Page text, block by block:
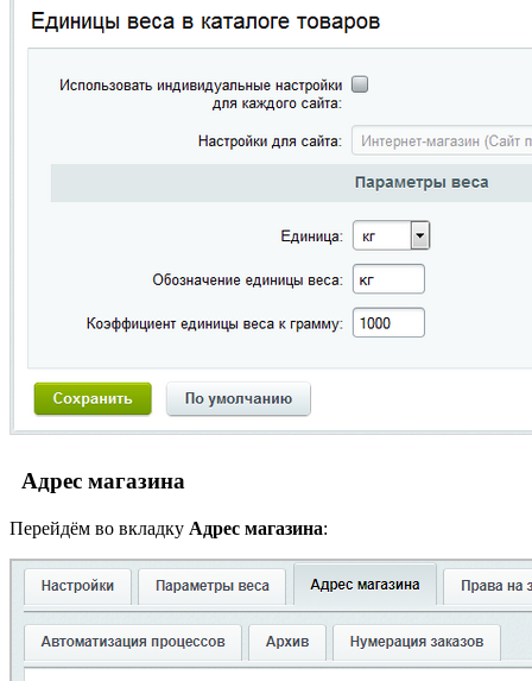
Адрес магазина
Перейдём во вкладку Адрес магазина: